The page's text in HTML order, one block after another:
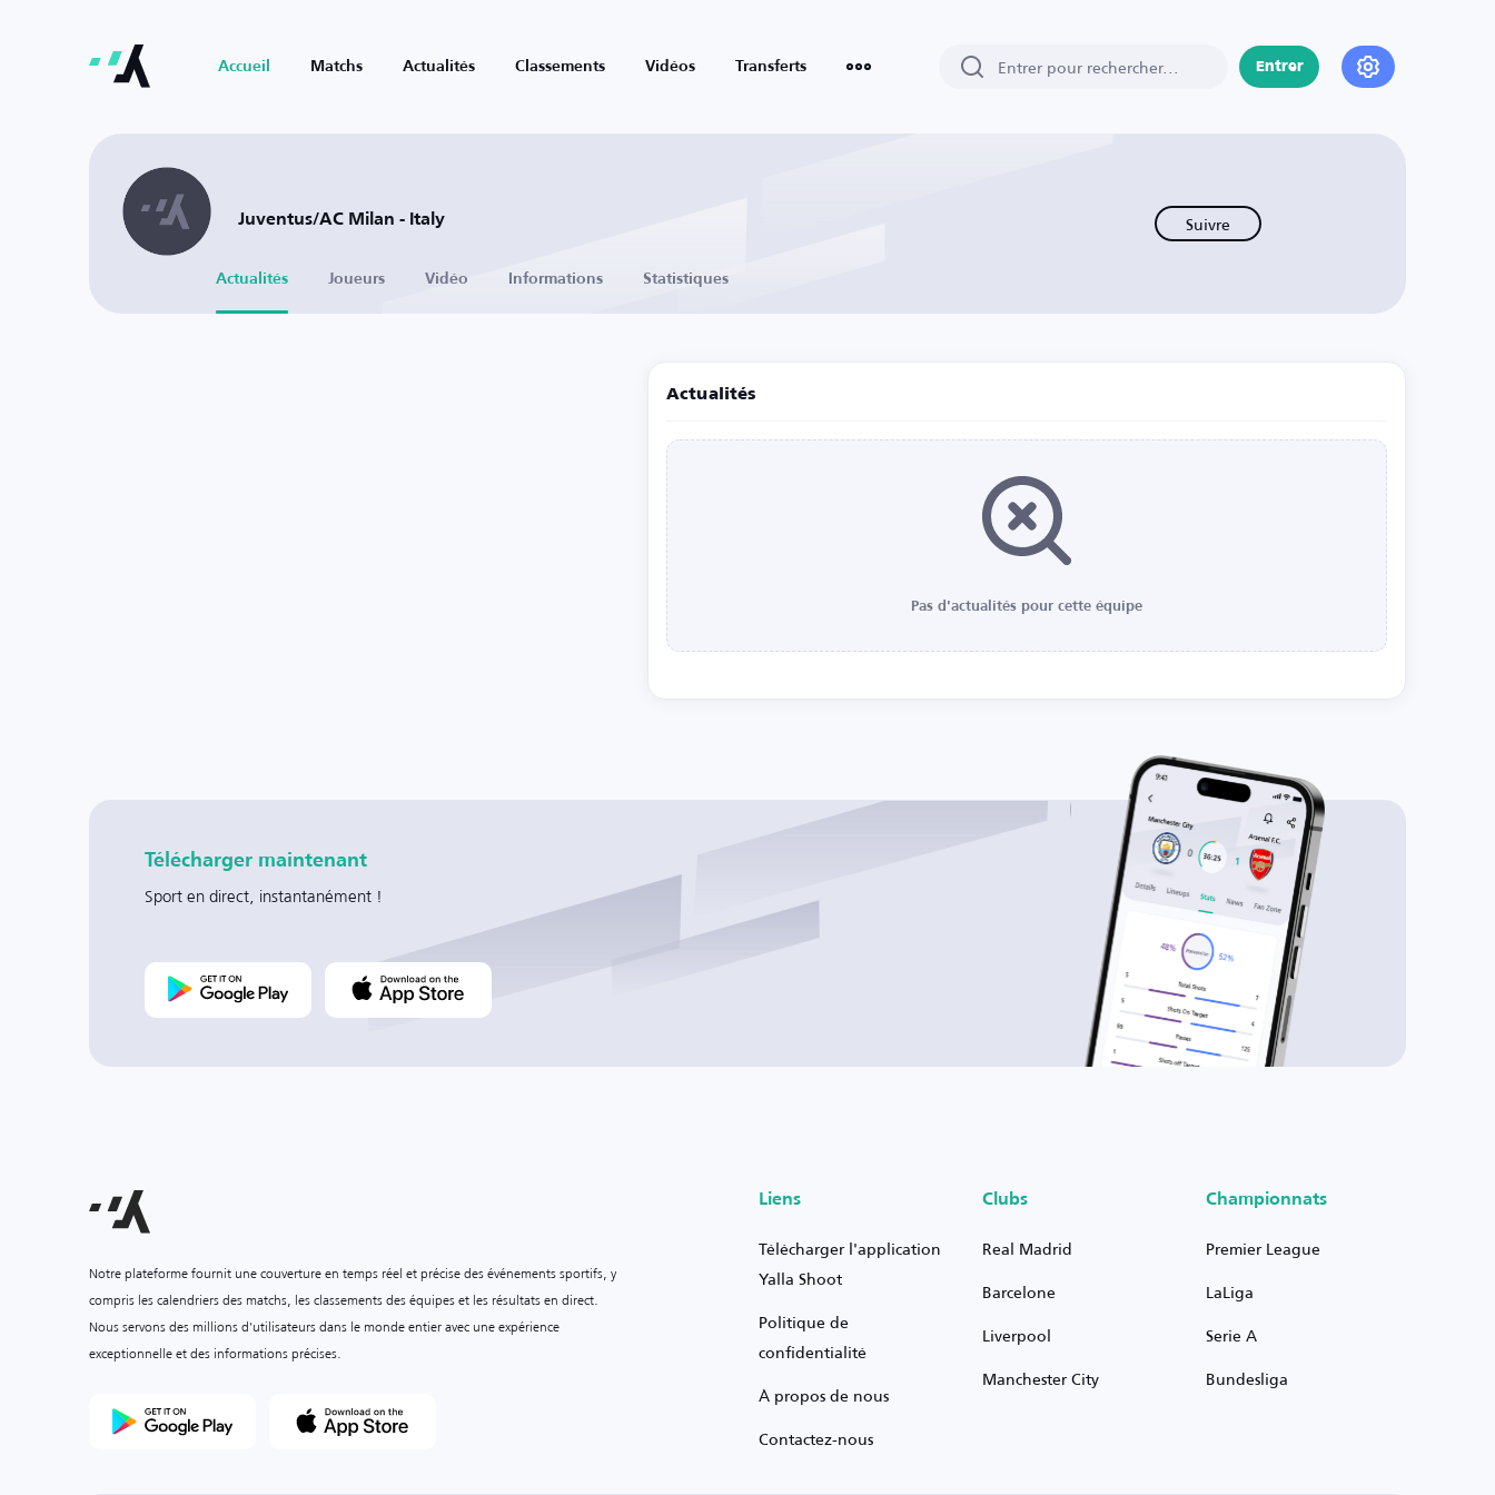
Accueil Matchs Actualités Classements Vidéos Transferts Entrer
Juventus/AC Milan - Italy Suivre
Actualités Joueurs Vidéo Informations Statistiques
Actualités
Pas d'actualités pour cette équipe
Télécharger maintenant
Sport en direct, instantanément !
Notre plateforme fournit une couverture en temps réel et précise des événements sportifs, y
compris les calendriers des matchs, les classements des équipes et les résultats en direct.
Nous servons des millions d'utilisateurs dans le monde entier avec une expérience
exceptionnelle et des informations précises.
Liens
Télécharger l'application
Yalla Shoot
Politique de
confidentialité
À propos de nous
Contactez-nous
Clubs
Real Madrid
Barcelone
Liverpool
Manchester City
Championnats
Premier League
LaLiga
Serie A
Bundesliga